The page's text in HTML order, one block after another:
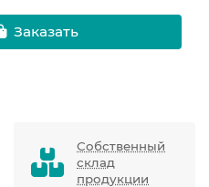
Заказать
Собственный
склад
продукции